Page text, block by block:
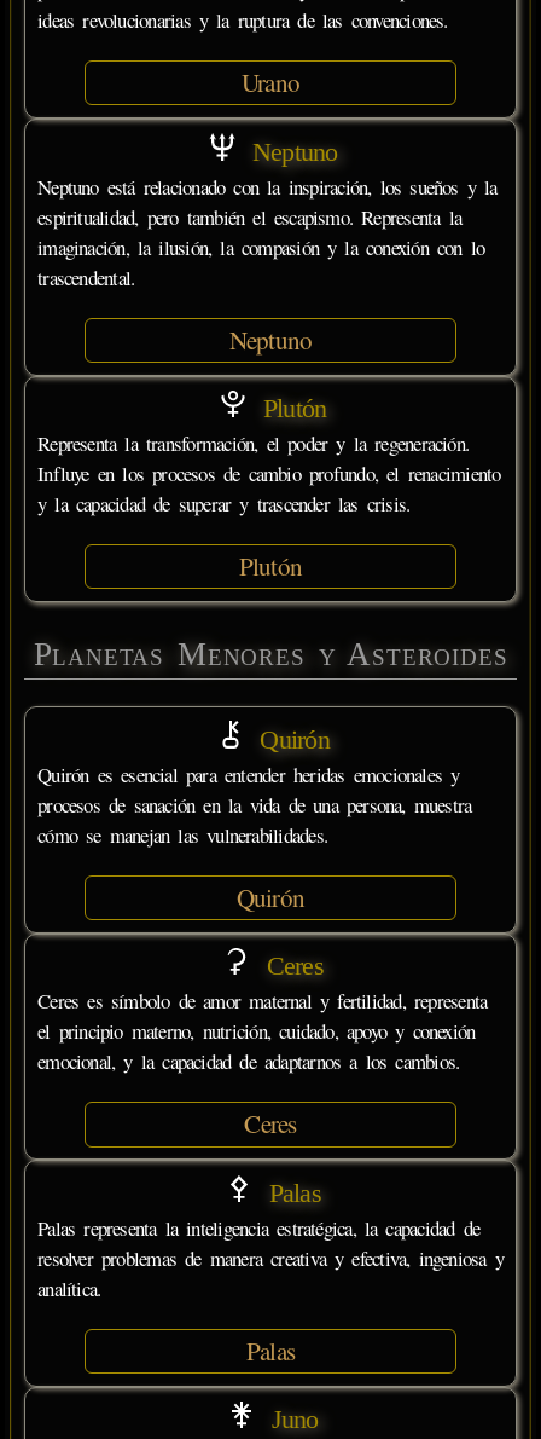
ideas revolucionarias y la ruptura de las convenciones.
Urano
Neptuno
Neptuno está relacionado con la inspiración, los sueños y la
espiritualidad, pero también el escapismo. Representa la
imaginación, la ilusión, la compasión y la conexión con lo
trascendental.
Neptuno
Plutón
Representa la transformación, el poder y la regeneración.
Influye en los procesos de cambio profundo, el renacimiento
y la capacidad de superar y trascender las crisis.
Plutón
Planetas Menores y Asteroides
Quirón
Quirón es esencial para entender heridas emocionales y
procesos de sanación en la vida de una persona, muestra
cómo se manejan las vulnerabilidades.
Quirón
Ceres
Ceres es símbolo de amor maternal y fertilidad, representa
el principio materno, nutrición, cuidado, apoyo y conexión
emocional, y la capacidad de adaptarnos a los cambios.
Ceres
Palas
Palas representa la inteligencia estratégica, la capacidad de
resolver problemas de manera creativa y efectiva, ingeniosa y
analítica.
Palas
Juno